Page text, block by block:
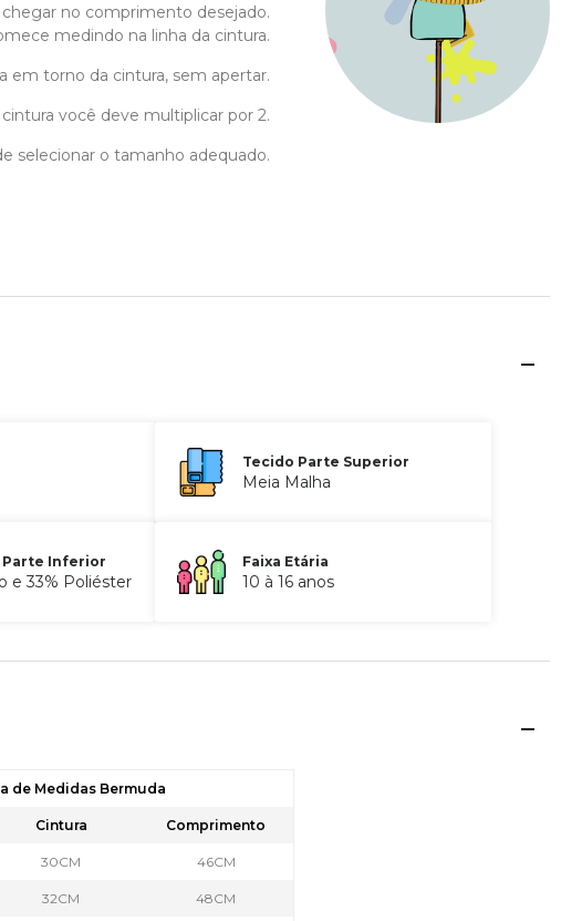
no comprimento desejado.
medindo na linha da cintura.
em torno da cintura, sem apertar.
você deve multiplicar por 2.
selecionar o tamanho adequado.
Tecido Parte Superior
Meia Malha
Parte Inferior
e 33% Poliéster
Faixa Etária
10 à 16 anos
de Medidas Bermuda
Cintura Comprimento
30CM 46CM
32CM 48CM